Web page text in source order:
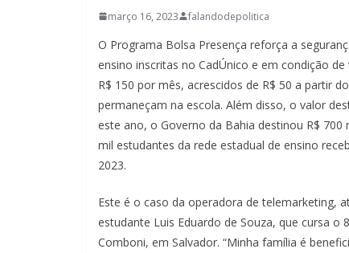
março 16, 2023 falandodepolitica
O Programa Bolsa Presença reforça a
ensino inscritas no CadÚnico e em condição
R$ 150 por mês, acrescidos de R$ 50 a partir
permaneçam na escola. Além disso, o valor
este ano, o Governo da Bahia destinou R$
mil estudantes da rede estadual de ensino
2023.
Este é o caso da operadora de telemarketing,
estudante Luis Eduardo de Souza, que cursa o
Comboni, em Salvador. “Minha família é